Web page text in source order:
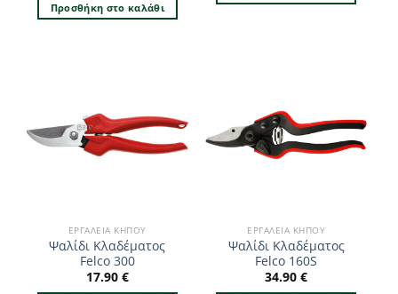
Προσθήκη στο καλάθι
ΕΡΓΑΛΕΊΑ ΚΉΠΟΥ
Ψαλίδι Κλαδέματος
Felco 300
17.90 €
ΕΡΓΑΛΕΊΑ ΚΉΠΟΥ
Ψαλίδι Κλαδέματος
Felco 160S
34.90€